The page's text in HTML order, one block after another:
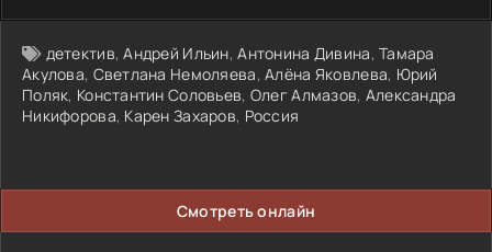
детектив,Андрей Ильин,Антонина Дивина,Тамара
Акулова, Светлана Немоляева,Алёна Яковлева, Юрий
Поляк, Константин Соловьев, Олег Алмазов, Александра
Никифорова, Карен Захаров, Россия
Смотреть онлайн